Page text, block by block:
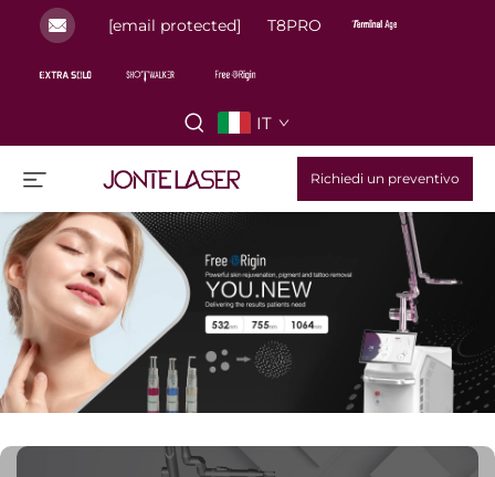
[email protected] T8PRO
IT
Richiedi un preventivo